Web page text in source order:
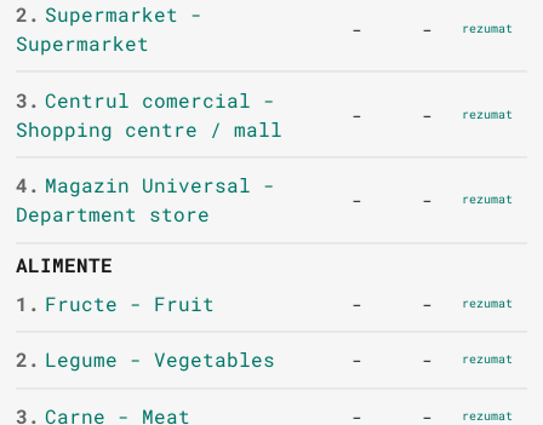
2. Supermarket -
Supermarket
- - rezumat
3. Centrul comercial -
Shopping centre / mall
- - rezumat
4. Magazin Universal -
Department store
- - rezumat
ALIMENTE
1. Fructe - Fruit - - rezumat
2. Legume - Vegetables - - rezumat
3. Carne - Meat - - rezumat